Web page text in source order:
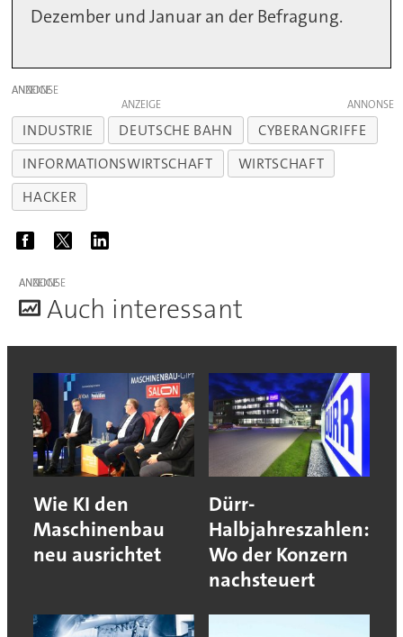
Dezember und Januar an der Befragung.
ANZEIGE
ANZEIGE
INDUSTRIE DEUTSCHE BAHN
CYBERANGRIFFE
INFORMATIONSWIRTSCHAFT
WIRTSCHAFT
HACKER
ANZEIGE
Auch interessant
Wie KI den
Maschinenbau
neu ausrichtet
Dürr-
Halbjahreszahlen:
Wo der Konzern
nachsteuert